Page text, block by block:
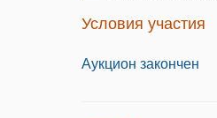
Условия участия
Аукцион закончен